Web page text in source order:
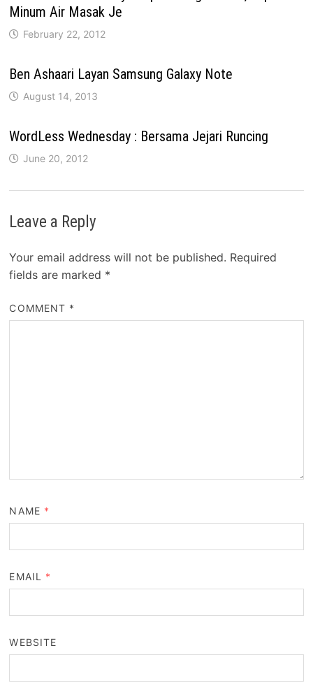
Minum Air Masak Je
February 22, 2012
Ben Ashaari Layan Samsung Galaxy Note
August 14, 2013
WordLess Wednesday : Bersama Jejari Runcing
June 20, 2012
Leave a Reply
Your email address will not be published. Required
fields are marked *
COMMENT *
NAME *
EMAIL *
WEBSITE